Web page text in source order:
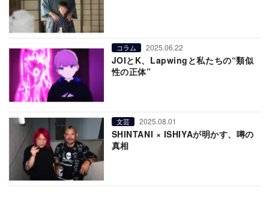
コラム 2025.06.22
JOIとK、Lapwingと私たちの“類似
性の正体”
文芸 2025.08.01
SHINTANI × ISHIYAが明かす、噂の
真相